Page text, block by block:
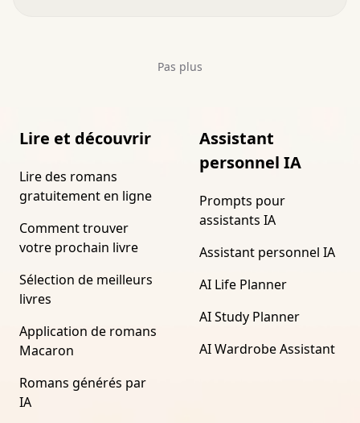
Pas plus
Lire et découvrir
Lire des romans
gratuitement en ligne
Comment trouver
votre prochain livre
Sélection de meilleurs
livres
Application de romans
Macaron
Romans générés par
IA
Assistant
personnel IA
Prompts pour
assistants IA
Assistant personnel IA
AI Life Planner
AI Study Planner
AI Wardrobe Assistant